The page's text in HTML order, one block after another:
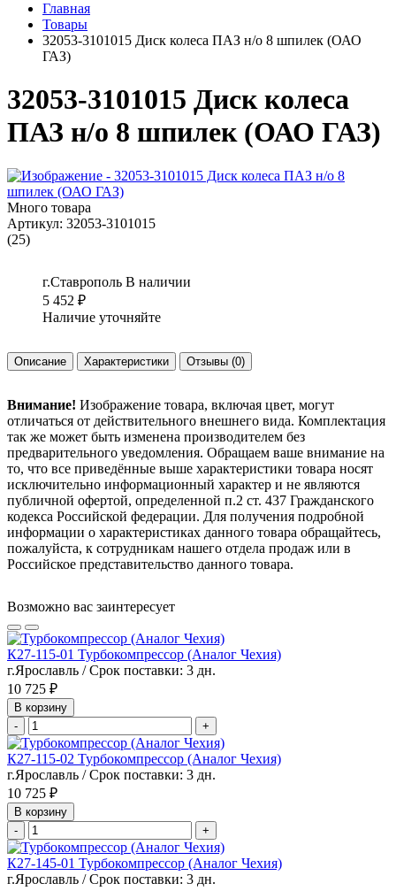
Главная
Товары
32053-3101015 Диск колеса ПАЗ н/о 8 шпилек (ОАО
ГАЗ)
32053-3101015 Диск колеса
ПАЗ н/о 8 шпилек (ОАО ГАЗ)
Много товара
Артикул: 32053-3101015
(25)
г.Ставрополь В наличии
5 452 ₽
Наличие уточняйте
Описание Характеристики Отзывы (0)
Внимание! Изображение товара, включая цвет, могут
отличаться от действительного внешнего вида. Комплектация
так же может быть изменена производителем без
предварительного уведомления. Обращаем ваше внимание на
то, что все приведённые выше характеристики товара носят
исключительно информационный характер и не являются
публичной офертой, определенной п.2 ст. 437 Гражданского
кодекса Российской федерации. Для получения подробной
информации о характеристиках данного товара обращайтесь,
пожалуйста, к сотрудникам нашего отдела продаж или в
Российское представительство данного товара.
Возможно вас заинтересует
К27-115-01 Турбокомпрессор (Аналог Чехия)
г.Ярославль / Срок поставки: 3 дн.
10 725 ₽
В корзину
-
+
К27-115-02 Турбокомпрессор (Аналог Чехия)
г.Ярославль / Срок поставки: 3 дн.
10 725 ₽
В корзину
-
+
К27-145-01 Турбокомпрессор (Аналог Чехия)
г.Ярославль / Срок поставки: 3 дн.